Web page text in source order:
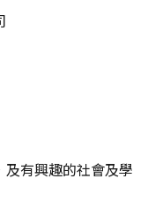
有興趣的社會及學